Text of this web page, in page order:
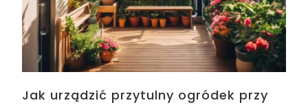
Jak urządzić przytulny ogródek przy